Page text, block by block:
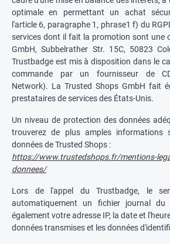
optimale en permettant un achat
l'article 6, paragraphe 1, phrase1 f) du
services dont il fait la promotion sont une
GmbH, Subbelrather Str. 15C, 50823
Trustbadge est mis à disposition dans le
commande par un fournisseur de
Network). La Trusted Shops GmbH fait
prestataires de services des États-Unis.
Un niveau de protection des données
trouverez de plus amples informations
données de Trusted Shops :
https://www.trustedshops.fr/mentions-
donnees/
Lors de l'appel du Trustbadge, le
automatiquement un fichier journal du
également votre adresse IP, la date et
données transmises et les données